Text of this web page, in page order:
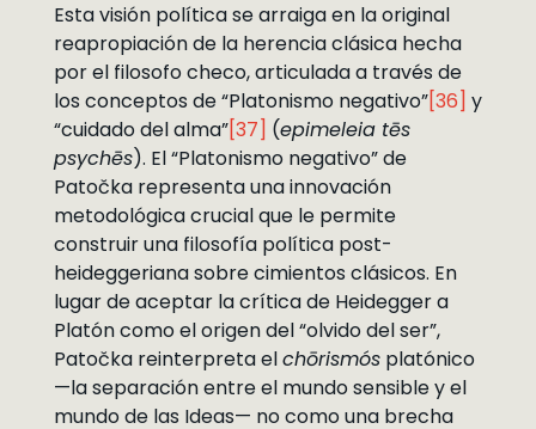
Esta visión política se arraiga en la original
reapropiación de la herencia clásica hecha
por el filosofo checo, articulada a través de
los conceptos de “Platonismo negativo”[36] y
“cuidado del alma”[37] (epimeleia tēs
psychēs). El “Platonismo negativo” de
Patočka representa una innovación
metodológica crucial que le permite
construir una filosofía política post-
heideggeriana sobre cimientos clásicos. En
lugar de aceptar la crítica de Heidegger a
Platón como el origen del “olvido del ser”,
Patočka reinterpreta elchōrismósplatónico
—la separación entre el mundo sensible y el
mundo de las Ideas— no como una brecha